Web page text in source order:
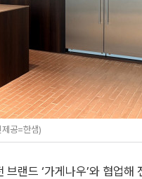
공=한샘)
랜드 ‘가게나우’와 협업해